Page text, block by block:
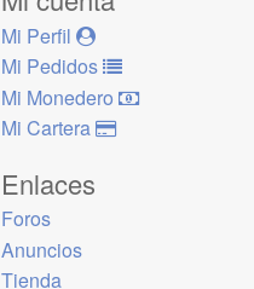
Mi Perfil
Mi Pedidos
Mi Monedero
Mi Cartera
Enlaces
Foros
Anuncios
Tienda